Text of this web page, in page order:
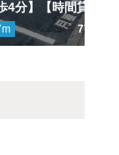
m 770円